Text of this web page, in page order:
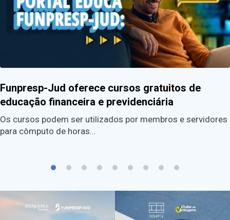
Funpresp-Jud oferece cursos gratuitos de
educação financeira e previdenciária
Os cursos podem ser utilizados por membros e servidores
para cômputo de horas…